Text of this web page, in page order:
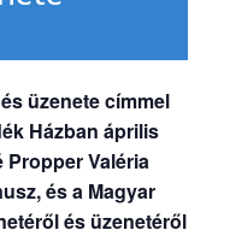
üzenete címmel
Házban április
Propper Valéria
és a Magyar
és üzenetéről